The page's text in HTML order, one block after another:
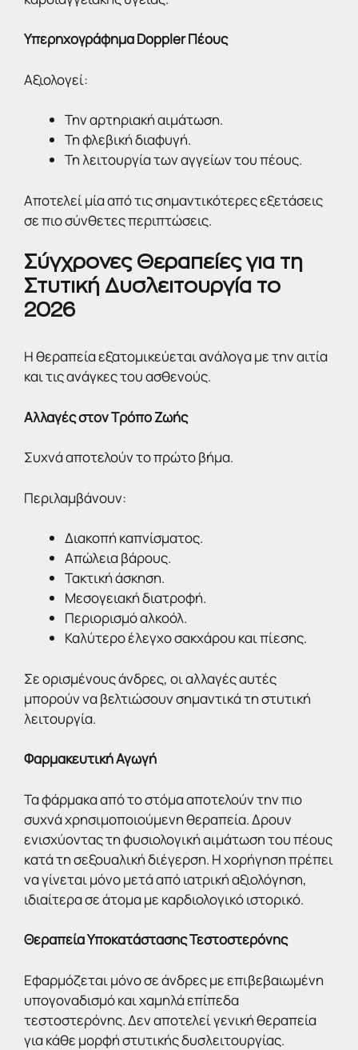
Υπερηχογράφημα Doppler Πέους
Αξιολογεί:
Την αρτηριακή αιμάτωση.
Τη φλεβική διαφυγή.
Τη λειτουργία των αγγείων του πέους.
Αποτελεί μία από τις σημαντικότερες εξετάσεις
σε πιο σύνθετες περιπτώσεις.
Σύγχρονες Θεραπείες για τη
Στυτική Δυσλειτουργία το
2026
Η θεραπεία εξατομικεύεται ανάλογα με την αιτία
και τις ανάγκες του ασθενούς.
Αλλαγές στον Τρόπο Ζωής
Συχνά αποτελούν το πρώτο βήμα.
Περιλαμβάνουν:
Διακοπή καπνίσματος.
Απώλεια βάρους.
Τακτική άσκηση.
Μεσογειακή διατροφή.
Περιορισμό αλκοόλ.
Καλύτερο έλεγχο σακχάρου και πίεσης.
Σε ορισμένους άνδρες, οι αλλαγές αυτές
μπορούν να βελτιώσουν σημαντικά τη στυτική
λειτουργία.
Φαρμακευτική Αγωγή
Τα φάρμακα από το στόμα αποτελούν την πιο
συχνά χρησιμοποιούμενη θεραπεία. Δρουν
ενισχύοντας τη φυσιολογική αιμάτωση του πέους
κατά τη σεξουαλική διέγερση. Η χορήγηση πρέπει
να γίνεται μόνο μετά από ιατρική αξιολόγηση,
ιδιαίτερα σε άτομα με καρδιολογικό ιστορικό.
Θεραπεία Υποκατάστασης Τεστοστερόνης
Εφαρμόζεται μόνο σε άνδρες με επιβεβαιωμένη
υπογοναδισμό και χαμηλά επίπεδα
τεστοστερόνης. Δεν αποτελεί γενική θεραπεία
για κάθε μορφή στυτικής δυσλειτουργίας.